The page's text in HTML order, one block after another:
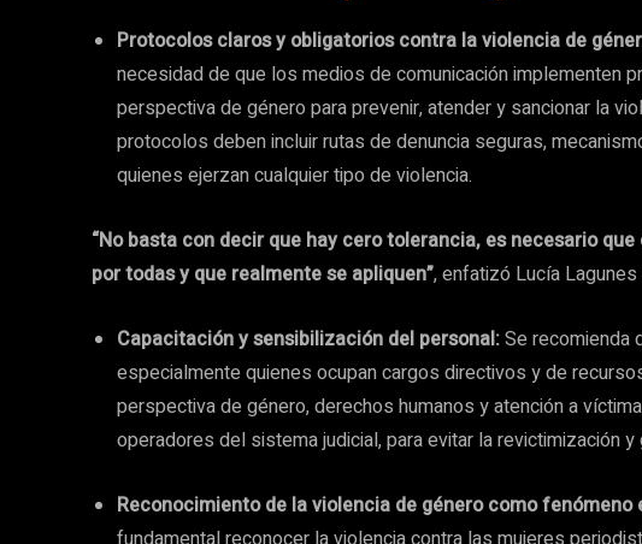
Protocolos claros y obligatorios contra la violencia de
necesidad de que los medios de comunicación implementen
perspectiva de género para prevenir, atender y sancionar la
protocolos deben incluir rutas de denuncia seguras,
quienes ejerzan cualquier tipo de violencia.
“No basta con decir que hay cero tolerancia, es necesario
por todas y que realmente se apliquen”, enfatizó Lucía
Capacitación y sensibilización del personal:Se recomienda
especialmente quienes ocupan cargos directivos y de
perspectiva de género, derechos humanos y atención a
operadores del sistema judicial, para evitar la revictimización
Reconocimiento de la violencia de género como